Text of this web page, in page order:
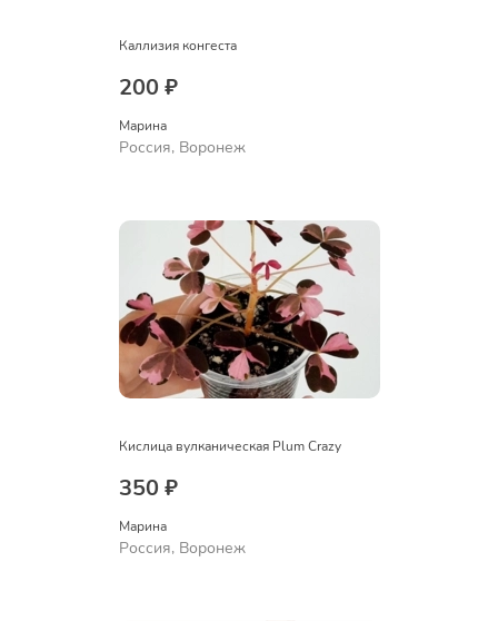
Каллизия конгеста
200 ₽
Марина
Россия, Воронеж
Кислица вулканическая Plum Crazy
350 ₽
Марина
Россия, Воронеж